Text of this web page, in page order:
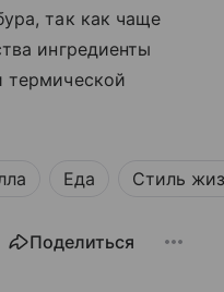
так как чаще
ингредиенты
термической
Еда Стиль
Поделиться